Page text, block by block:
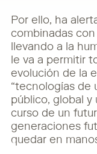
Por ello, ha
combinadas
llevando a la
le va a permitir
evolución de la
“tecnologías de
público, global y
curso de un
generaciones
quedar en